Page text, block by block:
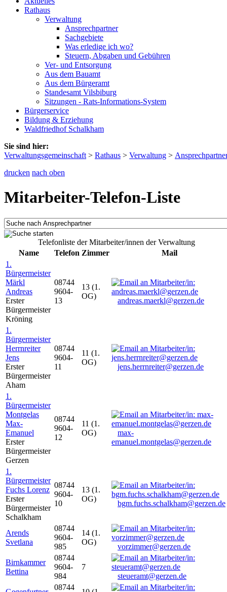
Rathaus
Verwaltung
Ansprechpartner
Sachgebiete
Was erledige ich wo?
Steuern, Abgaben und Gebühren
Ver- und Entsorgung
Aus dem Bauamt
Aus dem Bürgeramt
Standesamt Vilsbiburg
Sitzungen - Rats-Informations-System
Bürgerservice
Bildung & Erziehung
Waldfriedhof Schalkham
Sie sind hier:
Verwaltungsgemeinschaft > Rathaus > Verwaltung >
drucken nach oben
Mitarbeiter-Telefon-Liste
Telefonliste der Mitarbeiter/innen der Verwaltung
Name
Telefon Zimmer
Mail
1.
Bürgermeister
Märkl
Andreas
Erster
Bürgermeister
Kröning
08744
9604-
13
13 (1.
OG)
andreas.maerkl@gerzen.de
1.
Bürgermeister
Herrnreiter
Jens
Erster
Bürgermeister
Aham
08744
9604-
11
11 (1.
OG)
jens.herrnreiter@gerzen.de
1.
Bürgermeister
Montgelas
Max-
Emanuel
Erster
Bürgermeister
Gerzen
08744
9604-
12
11 (1.
OG)
max-
emanuel.montgelas@gerzen.de
1.
Bürgermeister
Fuchs Lorenz
Erster
Bürgermeister
Schalkham
08744
9604-
10
13 (1.
OG)
bgm.fuchs.schalkham@gerzen.de
Arends
Svetlana
08744
9604-
985
14 (1.
OG)
vorzimmer@gerzen.de
Birnkammer
Bettina
08744
9604-
984
7
steueramt@gerzen.de
08744